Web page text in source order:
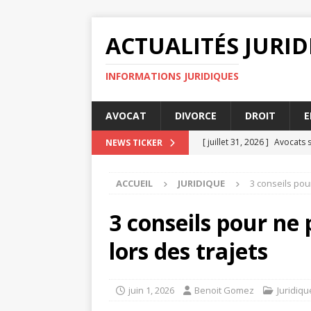
ACTUALITÉS
INFORMATIONS JURIDIQUES
AVOCAT DIVORCE DROIT
NEWS TICKER [ juillet 31, 2026 ] Avocats
[ juillet 31, 2026 ] Le
AVOCAT
[ août 4, 2026 ] Force
ACCUEIL JURIDIQUE 3 conseils
3 conseils pour
lors des trajets
juin 1, 2026 Benoit Gomez